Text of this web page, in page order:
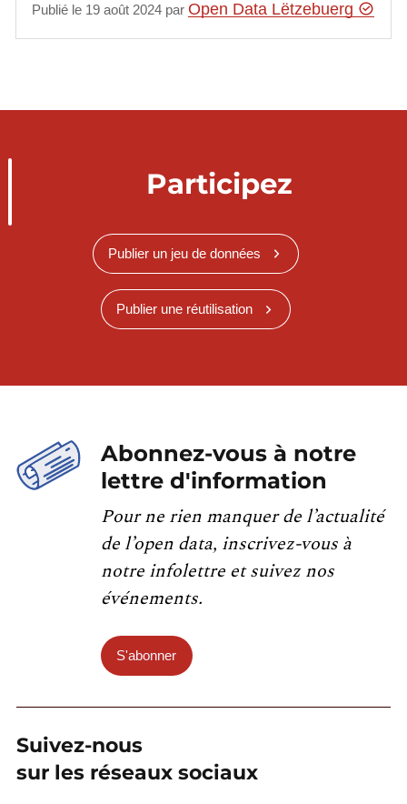
Publié le 19 août 2024 parOpen Data Lëtzebuerg
Participez
Publier un jeu de données
Publier une réutilisation
Abonnez-vous à notre
lettre d'information
Pour ne rien manquer de l’actualité
de l’open data, inscrivez-vous à
notre infolettre et suivez nos
événements.
S'abonner
Suivez-nous
sur les réseaux sociaux